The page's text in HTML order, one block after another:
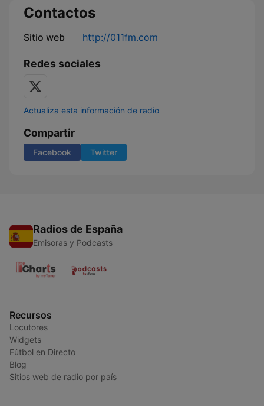
Contactos
Sitio web http://011fm.com
Redes sociales
Actualiza esta información de radio
Compartir
Facebook Twitter
Radios de España
Emisoras y Podcasts
Recursos
Locutores
Widgets
Fútbol en Directo
Blog
Sitios web de radio por país